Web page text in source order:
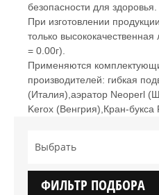
безопасности для здоровья.
При изготовлении
только
= 0.00г).
Применяются
производителей: гибкая
(Италия),аэратор Neoperl
Kerox (Венгрия),Кран-букса
Выбрать
ФИЛЬТР ПОДБОРА